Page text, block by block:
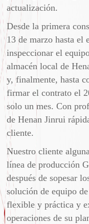
actualización.
Desde la primera
13 de marzo hasta el
inspeccionar el
almacén local de
y, finalmente, hasta
firmar el contrato el
solo un mes. Con
de Henan Jinrui
cliente.
Nuestro cliente
línea de producción
después de sopesar
solución de equipo
flexible y práctica y
operaciones de su